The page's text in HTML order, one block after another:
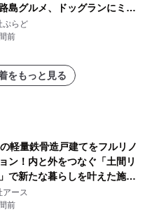
島グルメ、ドッグランにミニ
ランピングとトレーラーハウ
で
ぷらど
前
をもっと見る
軽量鉄骨造戸建てをフルリノ
ン！内と外をつなぐ「土間リ
で新たな暮らしを叶えた施工
式会社アースが公開
アース
前